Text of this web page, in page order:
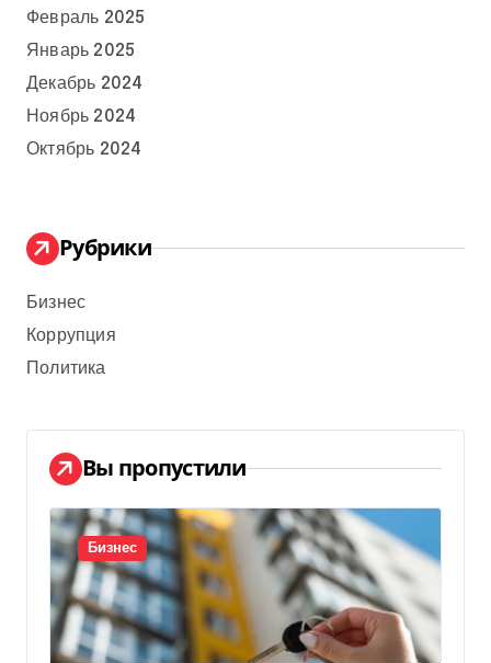
Февраль 2025
Январь 2025
Декабрь 2024
Ноябрь 2024
Октябрь 2024
Рубрики
Бизнес
Коррупция
Политика
Вы пропустили
Бизнес